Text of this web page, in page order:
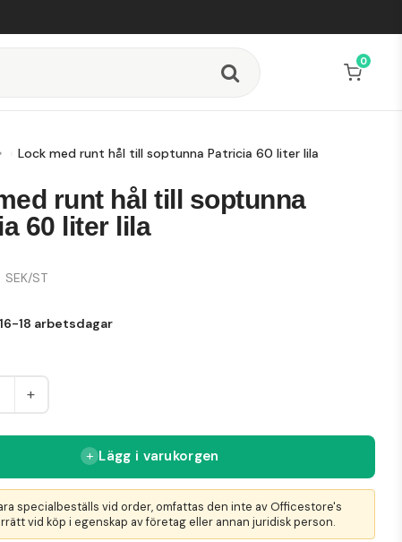
0
Lock med runt hål till soptunna Patricia 60 liter lila
runt hål till soptunna
60 liter lila
SEK/ST
16-18 arbetsdagar
+
Lägg i varukorgen
specialbeställs vid order, omfattas den inte av Officestore's
vid köp i egenskap av företag eller annan juridisk person.